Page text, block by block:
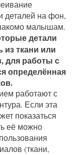
деталей на фон,
малышам.
детали
из ткани или
для работы с
определённая
работают с
Если эта
показаться
её можно
(ткани,